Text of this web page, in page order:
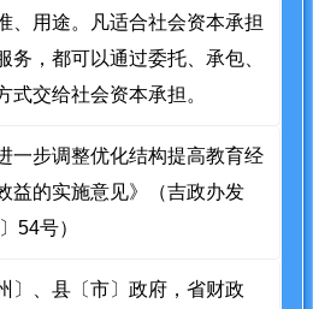
、用途。凡适合社会资本承担
务，都可以通过委托、承包、
式交给社会资本承担。
一步调整优化结构提高教育经
益的实施意见》（吉政办发
54号）
〕、县〔市〕政府，省财政